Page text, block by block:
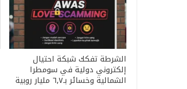
الشرطة تفكك شبكة احتيال
إلكتروني دولية في سومطرا
الشمالية وخسائر بـ٦٫٧ مليار روبية